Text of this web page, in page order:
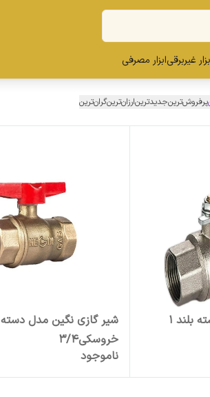
غیربرقیابزار مصرفی
پرفروش‌ترینجدیدترینارزان‌ترینگران‌ترین
بلند 1
شیر گازی نگین مدل دسته
خروسکی3/4
ناموجود